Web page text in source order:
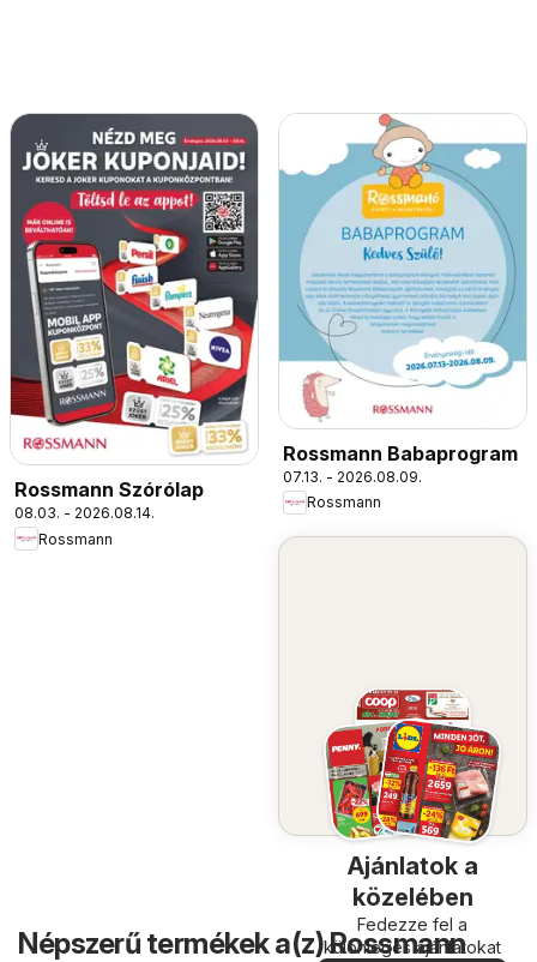
Rossmann Szórólap
08.03. - 2026.08.14.
Rossmann
Rossmann Babaprogram
07.13. - 2026.08.09.
Rossmann
Ajánlatok a
közelében
Fedezze fel a
különleges ajánlatokat
Népszerű termékek a(z) Rossmann